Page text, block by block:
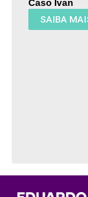
Caso Ivan
SAIBA